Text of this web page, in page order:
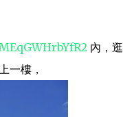
內，逛
一樓，